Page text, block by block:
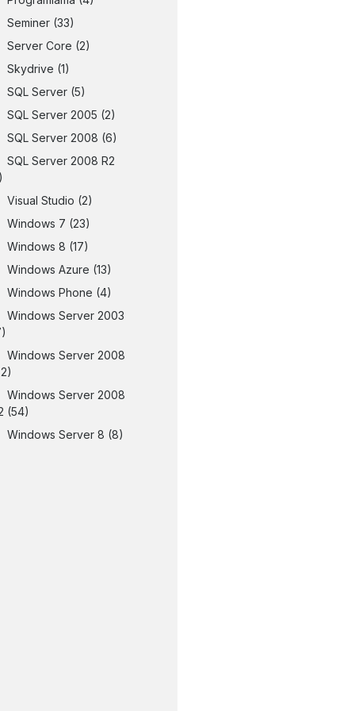
Seminer (33)
Server Core (2)
Skydrive (1)
SQL Server (5)
SQL Server 2005 (2)
SQL Server 2008 (6)
SQL Server 2008 R2
Visual Studio (2)
Windows 7 (23)
Windows 8 (17)
Windows Azure (13)
Windows Phone (4)
Windows Server 2003
Windows Server 2008
Windows Server 2008
(54)
Windows Server 8 (8)